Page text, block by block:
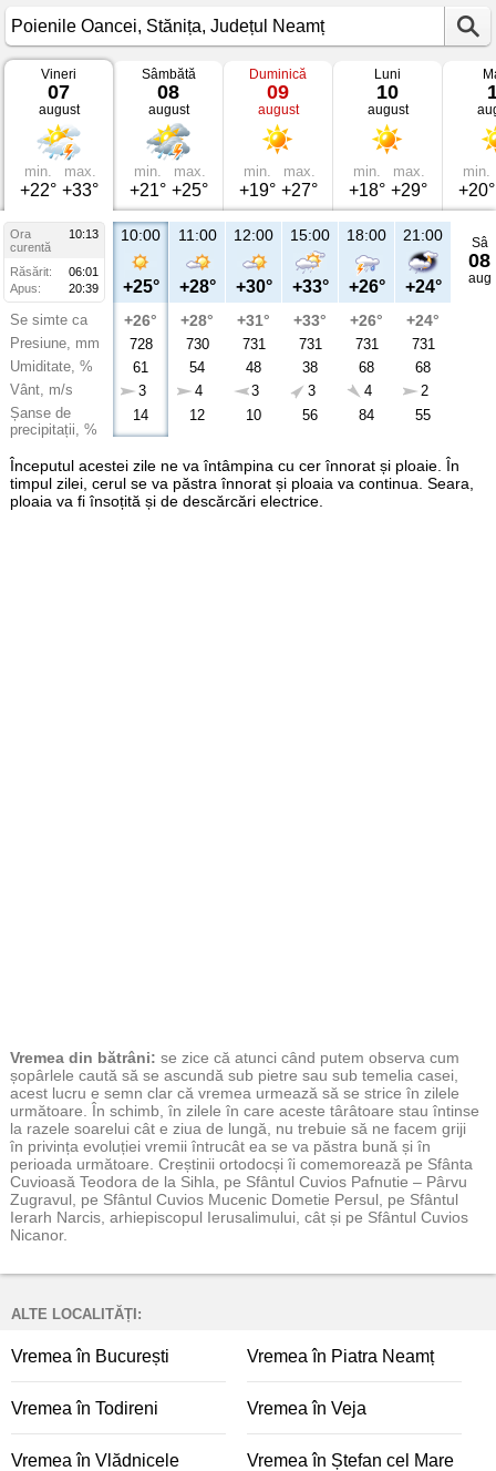
Vremea
Poienile
Oancei
Stănița,
Județul
Neamț
Vineri
07
august
min.
+22°
max.
+33°
Sâmbătă
08
august
min.
+21°
max.
+25°
Duminică
09
august
min.
+19°
max.
+27°
Luni
10
august
min.
+18°
max.
+29°
min.
+20°
Ora
10:13
curentă
Răsărit:
06:01
Apus:
20:39
Se simte ca
Presiune, mm
Umiditate, %
Vânt, m/s
Șanse de
precipitații, %
10:00
+25°
+26°
728
61
3
14
11:00
+28°
+28°
730
54
4
12
12:00
+30°
+31°
731
48
3
10
15:00
+33°
+33°
731
38
3
56
18:00
+26°
+26°
731
68
4
84
21:00
+24°
+24°
731
68
2
55
Sâ
08
aug
Începutul acestei zile ne va întâmpina cu cer înnorat și ploaie. În
timpul zilei, cerul se va păstra înnorat și ploaia va continua. Seara,
ploaia va fi însoțită și de descărcări electrice.
Vremea din bătrâni: se zice că atunci când putem observa cum
șopârlele caută să se ascundă sub pietre sau sub temelia casei,
acest lucru e semn clar că vremea urmează să se strice în zilele
următoare. În schimb, în zilele în care aceste târâtoare stau întinse
la razele soarelui cât e ziua de lungă, nu trebuie să ne facem griji
în privința evoluției vremii întrucât ea se va păstra bună și în
perioada următoare. Creștinii ortodocși îi comemorează pe Sfânta
Cuvioasă Teodora de la Sihla, pe Sfântul Cuvios Pafnutie – Pârvu
Zugravul, pe Sfântul Cuvios Mucenic Dometie Persul, pe Sfântul
Ierarh Narcis, arhiepiscopul Ierusalimului, cât și pe Sfântul Cuvios
Nicanor.
ALTE LOCALITĂȚI:
Vremea în București Vremea în Piatra Neamț
Vremea în Todireni Vremea în Veja
Vremea în Vlădnicele Vremea în Ștefan cel Mare